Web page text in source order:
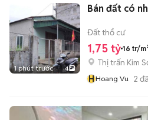
1 phút trước 4
Bán đất có
Đất thổ cư
1,75 tỷ 16 tr/
Thị trấn Kim
HHoang Vu 2